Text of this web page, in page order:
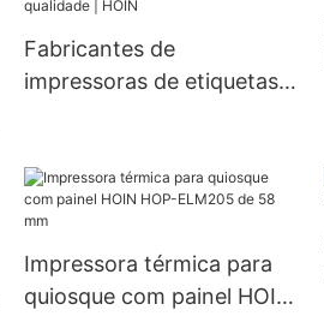
Impressora térmica de
etiquetas de código de
barras
Fabricantes de
impressoras de etiquetas
Impressora térmica para
quiosque com painel HOIN